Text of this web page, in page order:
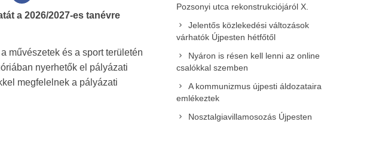
a 2026/2027-es tanévre
művészetek és a sport területén
nyerhetők el pályázati
megfelelnek a pályázati
Pozsonyi utca rekonstrukciójáról X.
Jelentős közlekedési változások
várhatók Újpesten hétfőtől
Nyáron is résen kell lenni az online
csalókkal szemben
A kommunizmus újpesti áldozataira
emlékeztek
Nosztalgiavillamosozás Újpesten